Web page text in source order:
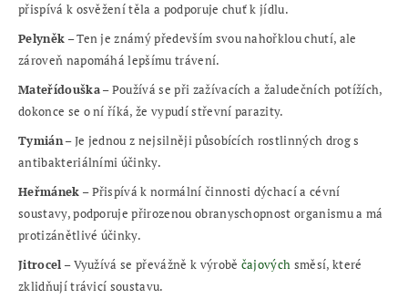
přispívá k osvěžení těla a podporuje chuť k jídlu.
Pelyněk – Ten je známý především svou nahořklou chutí, ale
zároveň napomáhá lepšímu trávení.
Mateřídouška– Používá se při zažívacích a žaludečních potížích,
dokonce se o ní říká, že vypudí střevní parazity.
Tymián– Je jednou z nejsilněji působících rostlinných drog s
antibakteriálními účinky.
Heřmánek – Přispívá k normální činnosti dýchací a cévní
soustavy, podporuje přirozenou obranyschopnost organismu a má
protizánětlivé účinky.
Jitrocel – Využívá se převážně k výrobě čajových směsí, které
zklidňují trávicí soustavu.